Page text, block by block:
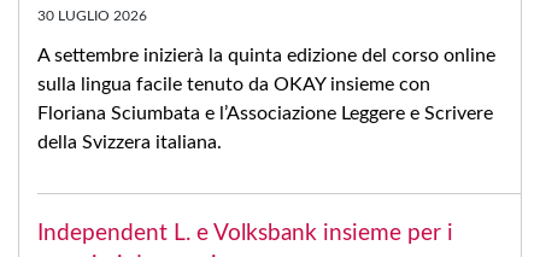
30 LUGLIO 2026
A settembre inizierà la quinta edizione del corso online
sulla lingua facile tenuto da OKAY insieme con
Floriana Sciumbata e l’Associazione Leggere e Scrivere
della Svizzera italiana.
Independent L. e Volksbank insieme per i